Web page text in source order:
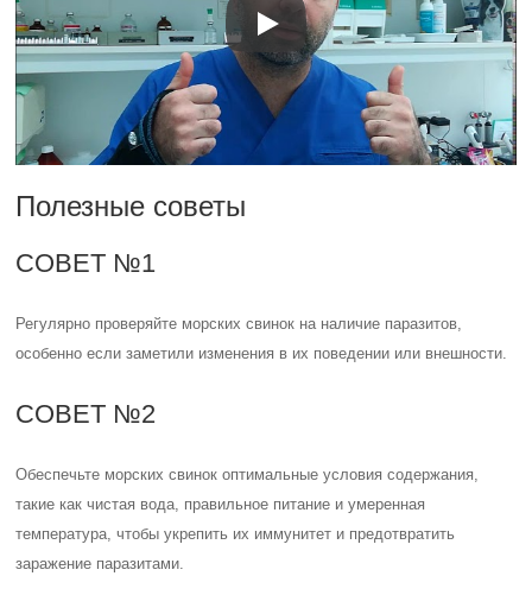
Полезные советы
СОВЕТ №1
Регулярно проверяйте морских свинок на наличие паразитов,
особенно если заметили изменения в их поведении или внешности.
СОВЕТ №2
Обеспечьте морских свинок оптимальные условия содержания,
такие как чистая вода, правильное питание и умеренная
температура, чтобы укрепить их иммунитет и предотвратить
заражение паразитами.